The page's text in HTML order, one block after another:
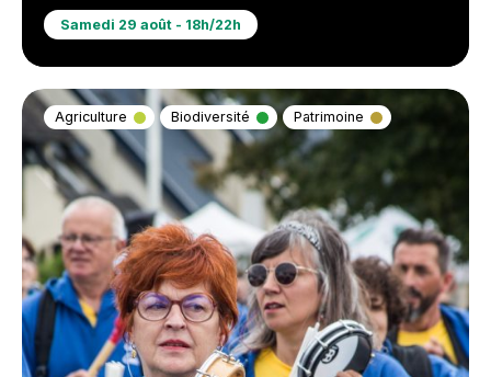
Samedi 29 août - 18h/22h
Agriculture Biodiversité Patrimoine